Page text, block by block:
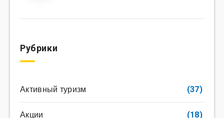
Рубрики
Активный туризм (37)
Акции (18)